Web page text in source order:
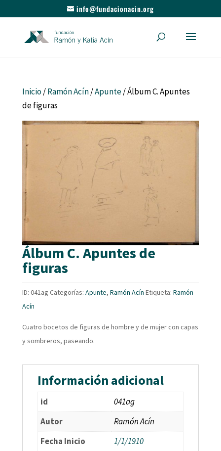
info@fundacionacin.org
Inicio/Ramón Acín/Apunte/ Álbum C. Apuntes
de figuras
Álbum C. Apuntes de
figuras
ID: 041ag Categorías: Apunte, Ramón Acín Etiqueta: Ramón
Acín
Cuatro bocetos de figuras de hombre y de mujer con capas
y sombreros, paseando.
Información adicional
id
041ag
Autor
Ramón Acín
Fecha Inicio
1/1/1910